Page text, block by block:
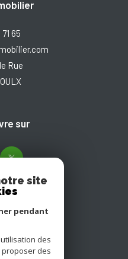
65
Rue
VOULX
sur
site
pendant
des
proposer des